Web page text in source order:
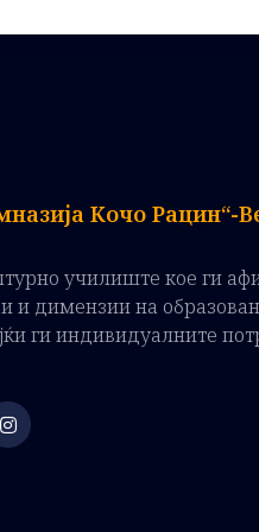
Кочо Рацин“-
училиште кое ги
и димензии на
ги индивидуалните